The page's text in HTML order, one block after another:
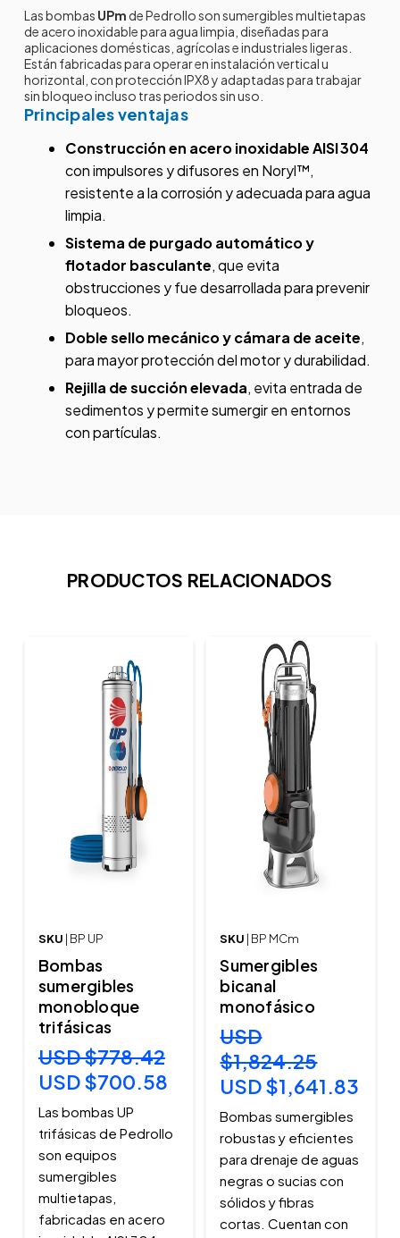
Las bombas UPm de Pedrollo son sumergibles multietapas
de acero inoxidable para agua limpia, diseñadas para
aplicaciones domésticas, agrícolas e industriales ligeras.
Están fabricadas para operar en instalación vertical u
horizontal, con protección IPX8 y adaptadas para trabajar
sin bloqueo incluso tras periodos sin uso.
Principales ventajas
Construcción en acero inoxidable AISI 304
con impulsores y difusores en Noryl™,
resistente a la corrosión y adecuada para agua
limpia.
Sistema de purgado automático y
flotador basculante, que evita
obstrucciones y fue desarrollada para prevenir
bloqueos.
Doble sello mecánico y cámara de aceite,
para mayor protección del motor y durabilidad.
Rejilla de succión elevada, evita entrada de
sedimentos y permite sumergir en entornos
con partículas.
PRODUCTOS RELACIONADOS
SKU | BP UP
Bombas
sumergibles
monobloque
trifásicas
USD $778.42
USD $700.58
Las bombas UP
trifásicas de Pedrollo
son equipos
sumergibles
multietapas,
fabricadas en acero
SKU | BP MCm
Sumergibles
bicanal
monofásico
USD
$1,824.25
USD $1,641.83
Bombas sumergibles
robustas y eficientes
para drenaje de aguas
negras o sucias con
sólidos y fibras
cortas. Cuentan con